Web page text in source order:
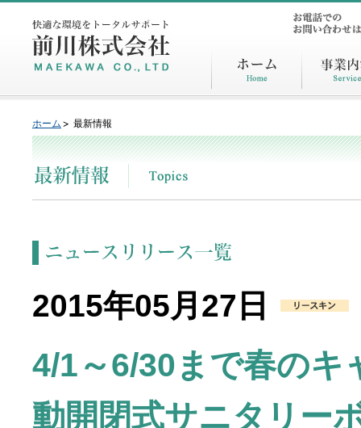
ホーム 最新情報
2015年05月27日
4/1～6/30まで春の
動開閉式サニタリー